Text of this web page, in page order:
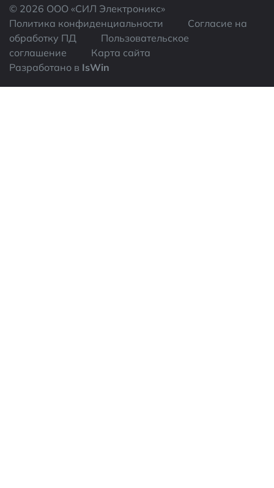
© 2026 ООО «CИЛ Электроникс»
Политика конфиденциальности
Согласие на
обработку ПД
Пользовательское
соглашение
Карта сайта
Разработано в IsWin